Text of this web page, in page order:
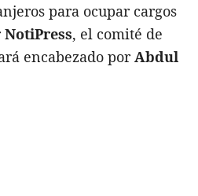
para ocupar cargos
NotiPress, el comité de
encabezado porAbdul